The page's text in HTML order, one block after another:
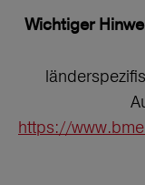
Wichtiger
https://